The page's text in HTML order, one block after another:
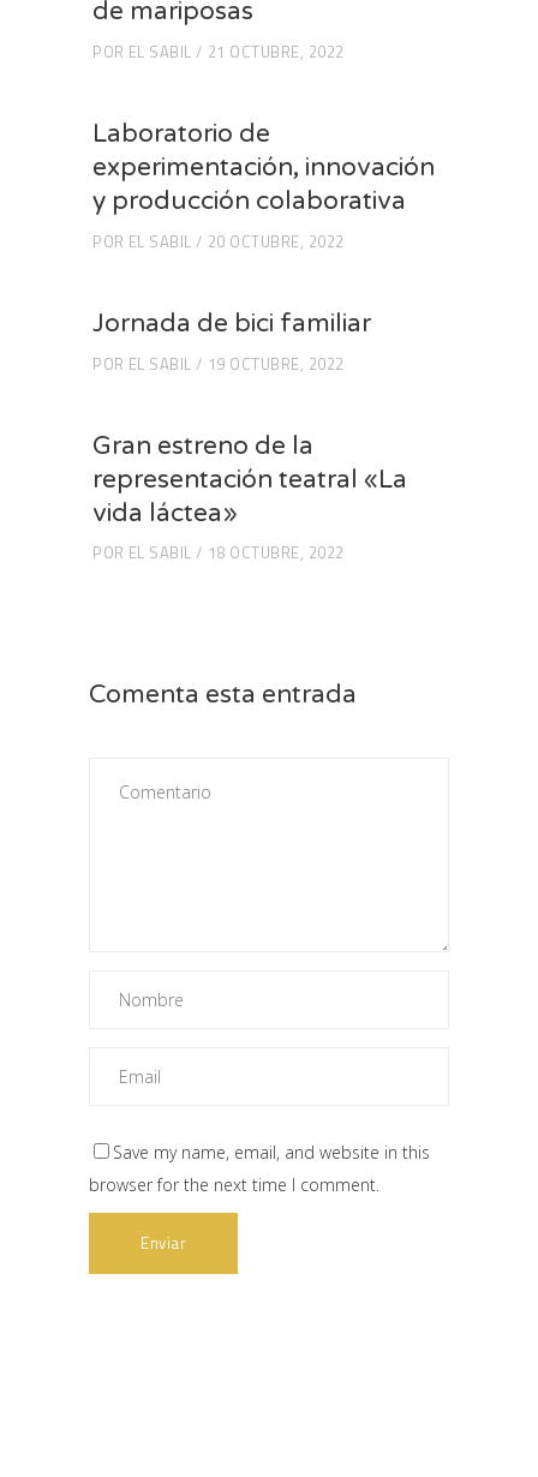
de mariposas
POR EL SABIL 21 OCTUBRE, 2022
Laboratorio de
experimentación, innovación
y producción colaborativa
POR EL SABIL 20 OCTUBRE, 2022
Jornada de bici familiar
POR EL SABIL 19 OCTUBRE, 2022
Gran estreno de la
representación teatral «La
vida láctea»
POR EL SABIL 18 OCTUBRE, 2022
Comenta esta entrada
Save my name, email, and website in this
browser for the next time I comment.